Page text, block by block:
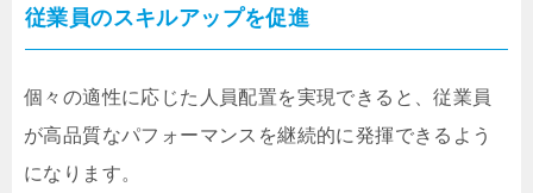
従業員のスキルアップを促進
個々の適性に応じた人員配置を実現できると、従業員
が高品質なパフォーマンスを継続的に発揮できるよう
になります。